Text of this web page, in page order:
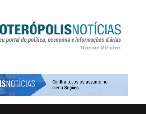
NOTÍCIAS
NOTÍCIAS DE SALVADOR E